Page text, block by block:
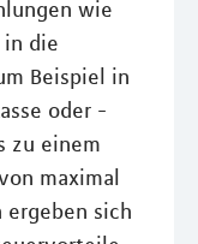
wie
in die
Beispiel in
oder -
zu einem
maximal
ergeben sich